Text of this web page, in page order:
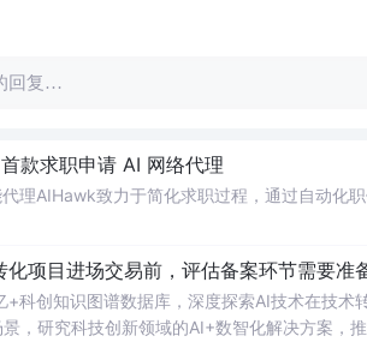
回复…
款求职申请 AI 网络代理
理AIHawk致力于简化求职过程，通过自动化
化项目进场交易前，评估备案环节需要准
科创知识图谱数据库，深度探索AI技术在技
，研究科技创新领域的AI+数智化解决方案，